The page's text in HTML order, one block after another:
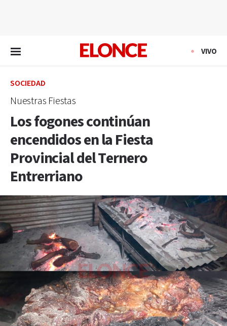
VIVO
SOCIEDAD
Nuestras Fiestas
Los fogones continúan
encendidos en la Fiesta
Provincial del Ternero
Entrerriano